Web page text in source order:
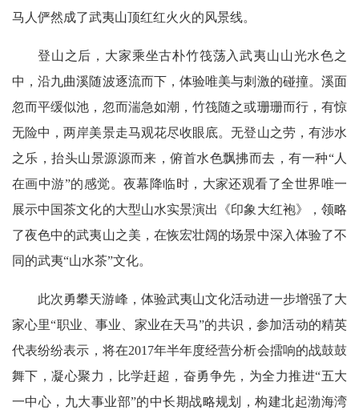
马人俨然成了武夷山顶红红火火的风景线。
登山之后，大家乘坐古朴竹筏荡入武夷山山光水色之
中，沿九曲溪随波逐流而下，体验唯美与刺激的碰撞。溪面
忽而平缓似池，忽而湍急如潮，竹筏随之或珊珊而行，有惊
无险中，两岸美景走马观花尽收眼底。无登山之劳，有涉水
之乐，抬头山景源源而来，俯首水色飘拂而去，有一种“人
在画中游”的感觉。 夜幕降临时，大家还观看了全世界唯一
展示中国茶文化的大型山水实景演出《印象大红袍》，领略
了夜色中的武夷山之美，在恢宏壮阔的场景中深入体验了不
同的武夷“山水茶”文化。
此次勇攀天游峰，体验武夷山文化活动进一步增强了大
家心里“职业、事业、家业在天马”的共识，参加活动的精英
代表纷纷表示，将在2017年半年度经营分析会擂响的战鼓鼓
舞下，凝心聚力，比学赶超，奋勇争先，为全力推进“五大
一中心，九大事业部”的中长期战略规划，构建北起渤海湾